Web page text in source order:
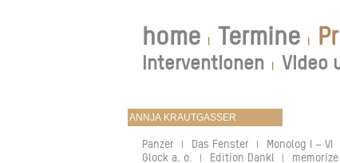
home | Termine |
Interventionen | Video
Panzer | Das Fenster | Monolog I – VI
Glock a. o. | Edition Dankl |